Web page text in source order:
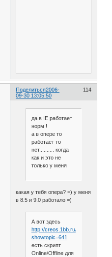
Поделиться 114
2006-
09-30 13:05:50
да в IE работает
норм !
а в опере то
работает то
нет.......... когда
как и это не
только у меня
какая у тебя опера? =) у меня
в 8.5 и 9.0 работало =)
А вот здесь
http://creos.1bb.ru/index.php?
showtopic=641
есть скрипт
Online/Offline для